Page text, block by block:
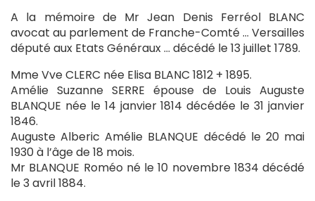
A la mémoire de Mr Jean Denis Ferréol BLANC
avocat au parlement de Franche-Comté … Versailles
député aux Etats Généraux … décédé le 13 juillet 1789.
Mme Vve CLERC née Elisa BLANC 1812 + 1895.
Amélie Suzanne SERRE épouse de Louis Auguste
BLANQUE née le 14 janvier 1814 décédée le 31 janvier
1846.
Auguste Alberic Amélie BLANQUE décédé le 20 mai
1930 à l’âge de 18 mois.
Mr BLANQUE Roméo né le 10 novembre 1834 décédé
le 3 avril 1884.